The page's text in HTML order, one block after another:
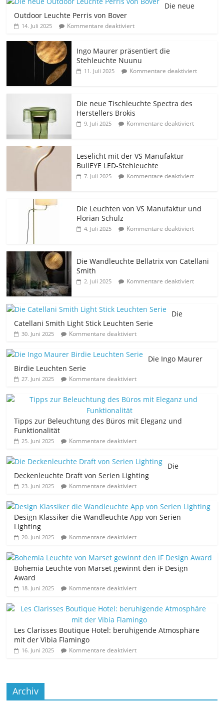
Die neue
Outdoor Leuchte Perris von Bover
14. Juli 2025 Kommentare deaktiviert
Ingo Maurer präsentiert die
Stehleuchte Nuunu
11. Juli 2025 Kommentare deaktiviert
Die neue Tischleuchte Spectra des
Herstellers Brokis
9. Juli 2025 Kommentare deaktiviert
Leselicht mit der VS Manufaktur
BullEYE LED-Stehleuchte
7. Juli 2025 Kommentare deaktiviert
Die Leuchten von VS Manufaktur und
Florian Schulz
4. Juli 2025 Kommentare deaktiviert
Die Wandleuchte Bellatrix von Catellani
Smith
2. Juli 2025 Kommentare deaktiviert
Die
Catellani Smith Light Stick Leuchten Serie
30. Juni 2025 Kommentare deaktiviert
Die Ingo Maurer
Birdie Leuchten Serie
27. Juni 2025 Kommentare deaktiviert
Tipps zur Beleuchtung des Büros mit Eleganz und
Funktionalität
25. Juni 2025 Kommentare deaktiviert
Die
Deckenleuchte Draft von Serien Lighting
23. Juni 2025 Kommentare deaktiviert
Design Klassiker die Wandleuchte App von Serien
Lighting
20. Juni 2025 Kommentare deaktiviert
Bohemia Leuchte von Marset gewinnt den iF Design
Award
18. Juni 2025 Kommentare deaktiviert
Les Clarisses Boutique Hotel: beruhigende Atmosphäre
mit der Vibia Flamingo
16. Juni 2025 Kommentare deaktiviert
Archiv